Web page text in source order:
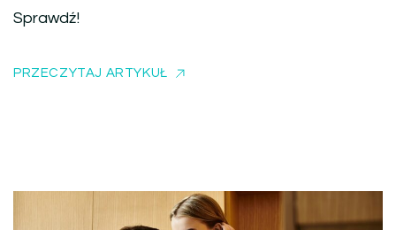
Sprawdź!
PRZECZYTAJ ARTYKUŁ